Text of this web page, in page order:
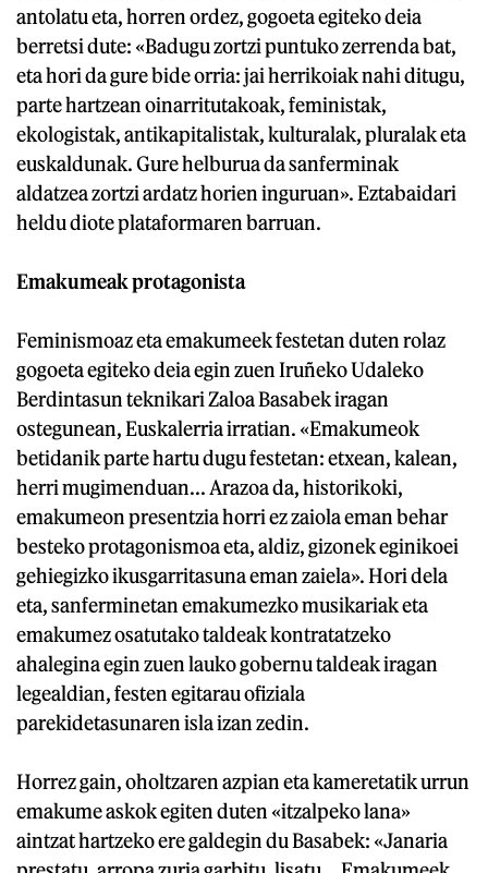
antolatu eta, horren ordez, gogoeta egiteko deia
berretsi dute: «Badugu zortzi puntuko zerrenda bat,
eta hori da gure bide orria: jai herrikoiak nahi ditugu,
parte hartzean oinarritutakoak, feministak,
ekologistak, antikapitalistak, kulturalak, pluralak eta
euskaldunak. Gure helburua da sanferminak
aldatzea zortzi ardatz horien inguruan». Eztabaidari
heldu diote plataformaren barruan.
Emakumeak protagonista
Feminismoaz eta emakumeek festetan duten rolaz
gogoeta egiteko deia egin zuen Iruñeko Udaleko
Berdintasun teknikari Zaloa Basabek iragan
ostegunean, Euskalerria irratian. «Emakumeok
betidanik parte hartu dugu festetan: etxean, kalean,
herri mugimenduan... Arazoa da, historikoki,
emakumeon presentzia horri ez zaiola eman behar
besteko protagonismoa eta, aldiz, gizonek eginikoei
gehiegizko ikusgarritasuna eman zaiela». Hori dela
eta, sanferminetan emakumezko musikariak eta
emakumez osatutako taldeak kontratatzeko
ahalegina egin zuen lauko gobernu taldeak iragan
legealdian, festen egitarau ofiziala
parekidetasunaren isla izan zedin.
Horrez gain, oholtzaren azpian eta kameretatik urrun
emakume askok egiten duten «itzalpeko lana»
aintzat hartzeko ere galdegin du Basabek: «Janaria